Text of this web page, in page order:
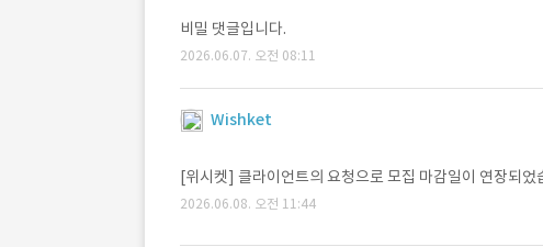
비밀 댓글입니다.
2026.06.07. 오전 08:11
Wishket
[위시켓] 클라이언트의 요청으로 모집 마감일이 연장되
2026.06.08. 오전 11:44